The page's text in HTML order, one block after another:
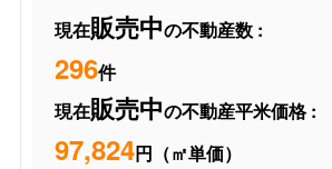
現在販売中の不動産数 :
296件
現在販売中の不動産平米価格 :
97,824円（㎡単価）